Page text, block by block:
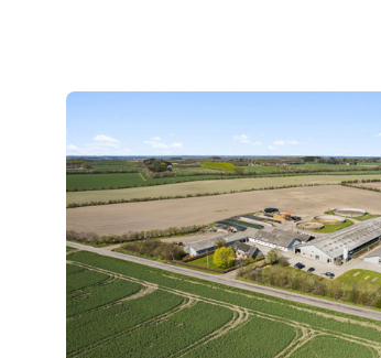
Haverslevvej
42,
Ersted,
9520
Skørping